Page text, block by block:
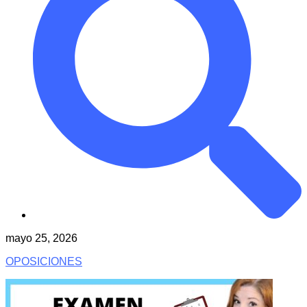
mayo 25, 2026
OPOSICIONES